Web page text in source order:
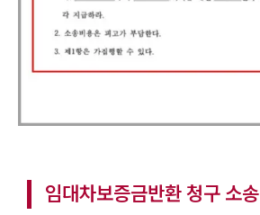
임대차보증금반환 청구 소송